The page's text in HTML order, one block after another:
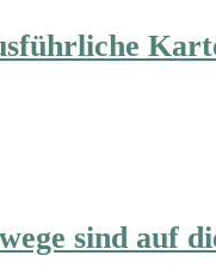
sind auf